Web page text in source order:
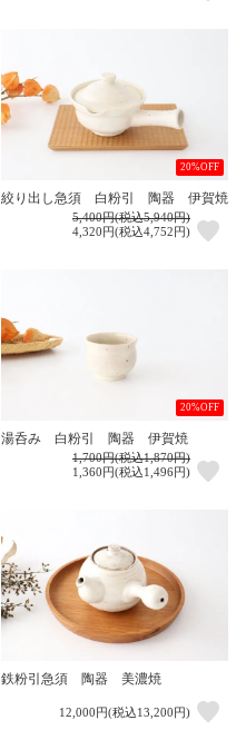
20%OFF
絞り出し急須 白粉引 陶器 伊賀焼
5,400円(税込5,940円)
4,320円(税込4,752円)
20%OFF
湯呑み 白粉引 陶器 伊賀焼
1,700円(税込1,870円)
1,360円(税込1,496円)
鉄粉引急須 陶器 美濃焼
12,000円(税込13,200円)